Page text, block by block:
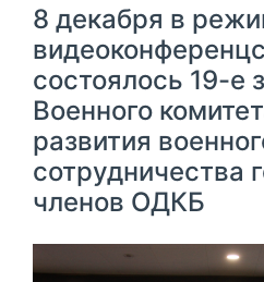
8 декабря в
состоялось 19-е
Военного
развития
сотрудничества
членов ОДКБ